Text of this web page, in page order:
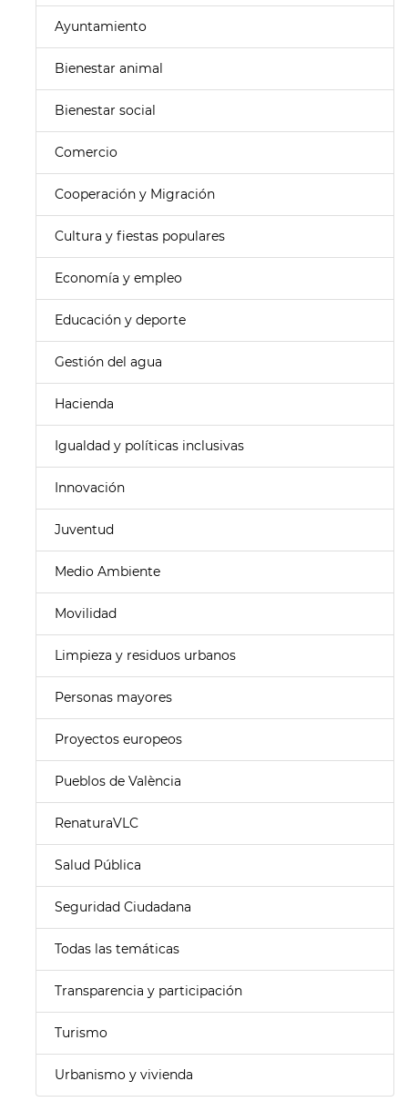
Ayuntamiento
Bienestar animal
Bienestar social
Comercio
Cooperación y Migración
Cultura y fiestas populares
Economía y empleo
Educación y deporte
Gestión del agua
Hacienda
Igualdad y políticas inclusivas
Innovación
Juventud
Medio Ambiente
Movilidad
Limpieza y residuos urbanos
Personas mayores
Proyectos europeos
Pueblos de València
RenaturaVLC
Salud Pública
Seguridad Ciudadana
Todas las temáticas
Transparencia y participación
Turismo
Urbanismo y vivienda